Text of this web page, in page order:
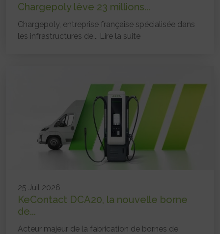
Chargepoly lève 23 millions...
Chargepoly, entreprise française spécialisée dans
les infrastructures de... Lire la suite
25 Juil 2026
KeContact DCA20, la nouvelle borne
de...
Acteur majeur de la fabrication de bornes de